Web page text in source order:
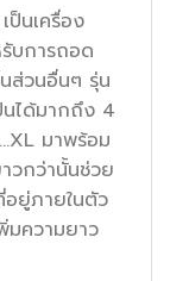
นเครื่อง
บการถอด
ส่วนอื่นๆ รุ่น
ได้มากถึง 4
มาพร้อม
วกว่านั้นช่วย
ยู่ภายในตัว
มความยาว